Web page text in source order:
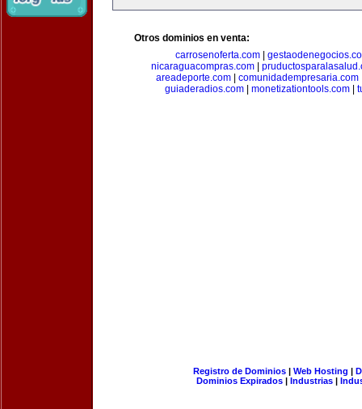
Otros dominios en venta:
carrosenoferta.com
nicaraguacompras.com
areadeporte.com| comunidadempresaria.com
guiaderadios.com| monetizationtools.com|
Registro de Dominios| Web Hosting |
Dominios Expirados | Industrias |